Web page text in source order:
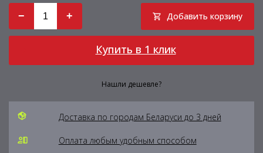
− + Добавить корзину
Купить в 1 клик
Нашли дешевле?
Доставка по городам Беларуси до 3 дней
Оплата любым удобным способом